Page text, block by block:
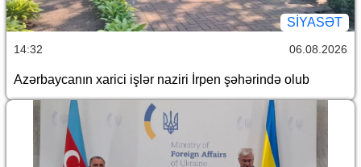
SİYASƏT
14:32 06.08.2026
Azərbaycanın xarici işlər naziri İrpen şəhərində olub